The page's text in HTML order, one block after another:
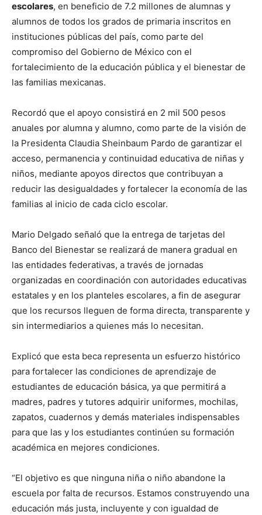
escolares, en beneficio de 7.2 millones de alumnas y
alumnos de todos los grados de primaria inscritos en
instituciones públicas del país, como parte del
compromiso del Gobierno de México con el
fortalecimiento de la educación pública y el bienestar de
las familias mexicanas.
Recordó que el apoyo consistirá en 2 mil 500 pesos
anuales por alumna y alumno, como parte de la visión de
la Presidenta Claudia Sheinbaum Pardo de garantizar el
acceso, permanencia y continuidad educativa de niñas y
niños, mediante apoyos directos que contribuyan a
reducir las desigualdades y fortalecer la economía de las
familias al inicio de cada ciclo escolar.
Mario Delgado señaló que la entrega de tarjetas del
Banco del Bienestar se realizará de manera gradual en
las entidades federativas, a través de jornadas
organizadas en coordinación con autoridades educativas
estatales y en los planteles escolares, a fin de asegurar
que los recursos lleguen de forma directa, transparente y
sin intermediarios a quienes más lo necesitan.
Explicó que esta beca representa un esfuerzo histórico
para fortalecer las condiciones de aprendizaje de
estudiantes de educación básica, ya que permitirá a
madres, padres y tutores adquirir uniformes, mochilas,
zapatos, cuadernos y demás materiales indispensables
para que las y los estudiantes continúen su formación
académica en mejores condiciones.
“El objetivo es que ninguna niña o niño abandone la
escuela por falta de recursos. Estamos construyendo una
educación más justa, incluyente y con igualdad de